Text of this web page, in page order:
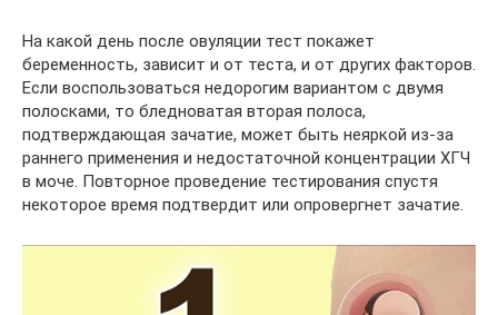
На какой день после овуляции тест покажет
беременность, зависит и от теста, и от других факторов.
Если воспользоваться недорогим вариантом с двумя
полосками, то бледноватая вторая полоса,
подтверждающая зачатие, может быть неяркой из-за
раннего применения и недостаточной концентрации ХГЧ
в моче. Повторное проведение тестирования спустя
некоторое время подтвердит или опровергнет зачатие.